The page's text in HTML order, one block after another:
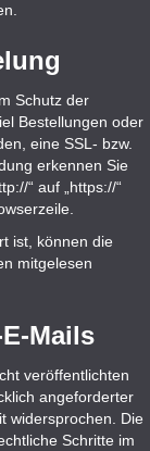
Schutz der
Bestellungen oder
eine SSL- bzw.
erkennen Sie
“ auf „https://“
ist, können die
mitgelesen
Mails
veröffentlichten
angeforderter
widersprochen. Die
Schritte im